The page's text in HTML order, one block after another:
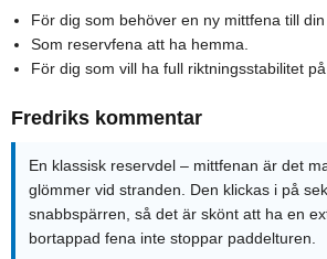
För dig som behöver en ny mittfena till
Som reservfena att ha hemma.
För dig som vill ha full riktningsstabilitet
Fredriks kommentar
En klassisk reservdel – mittfenan är det
glömmer vid stranden. Den klickas i på
snabbspärren, så det är skönt att ha en
bortappad fena inte stoppar paddelturen.